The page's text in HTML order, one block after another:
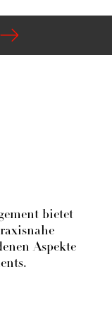
bietet
Aspekte